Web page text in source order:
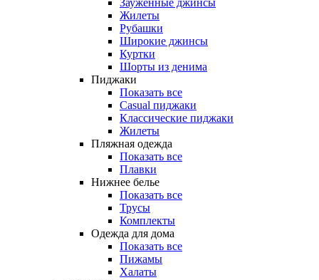
Зауженные джинсы
Жилеты
Рубашки
Широкие джинсы
Куртки
Шорты из денима
Пиджаки
Показать все
Casual пиджаки
Классические пиджаки
Жилеты
Пляжная одежда
Показать все
Плавки
Нижнее белье
Показать все
Трусы
Комплекты
Одежда для дома
Показать все
Пижамы
Халаты